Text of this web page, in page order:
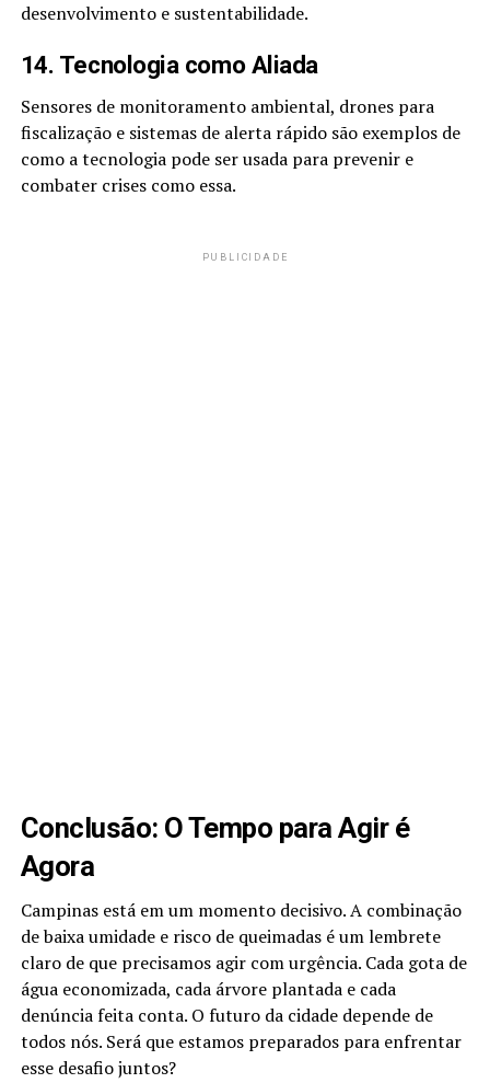
desenvolvimento e sustentabilidade.
14. Tecnologia como Aliada
Sensores de monitoramento ambiental, drones para
fiscalização e sistemas de alerta rápido são exemplos de
como a tecnologia pode ser usada para prevenir e
combater crises como essa.
PUBLICIDADE
Conclusão: O Tempo para Agir é
Agora
Campinas está em um momento decisivo. A combinação
de baixa umidade e risco de queimadas é um lembrete
claro de que precisamos agir com urgência. Cada gota de
água economizada, cada árvore plantada e cada
denúncia feita conta. O futuro da cidade depende de
todos nós. Será que estamos preparados para enfrentar
esse desafio juntos?